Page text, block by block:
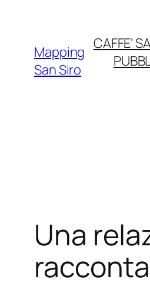
contenuto
Mapping
San Siro
CAFFE’
Una